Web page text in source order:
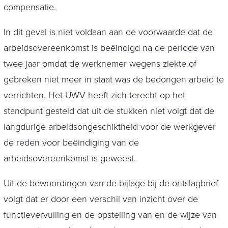
compensatie.
In dit geval is niet voldaan aan de voorwaarde dat de
arbeidsovereenkomst is beëindigd na de periode van
twee jaar omdat de werknemer wegens ziekte of
gebreken niet meer in staat was de bedongen arbeid te
verrichten. Het UWV heeft zich terecht op het
standpunt gesteld dat uit de stukken niet volgt dat de
langdurige arbeidsongeschiktheid voor de werkgever
de reden voor beëindiging van de
arbeidsovereenkomst is geweest.
Uit de bewoordingen van de bijlage bij de ontslagbrief
volgt dat er door een verschil van inzicht over de
functievervulling en de opstelling van en de wijze van